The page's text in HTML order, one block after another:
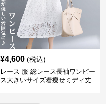
¥4,600 (税込)
レース 服 総レース長袖ワンピー
ス大きいサイズ着痩せミディ丈